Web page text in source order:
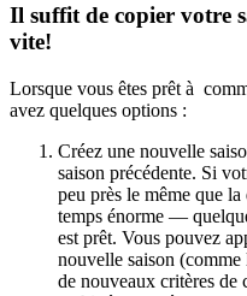
Il suffit de copier votre
vite!
Lorsque vous êtes prêt à
avez quelques options :
Créez une nouvelle
saison précédente. Si
peu près le même que
temps énorme —
est prêt. Vous pouvez
nouvelle saison (comme
de nouveaux critères de